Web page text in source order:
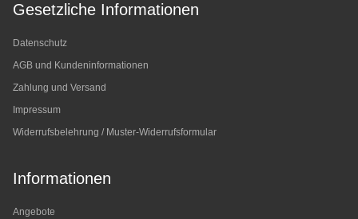
Gesetzliche Informationen
Datenschutz
AGB und Kundeninformationen
Zahlung und Versand
Impressum
Widerrufsbelehrung / Muster-Widerrufsformular
Informationen
Angebote